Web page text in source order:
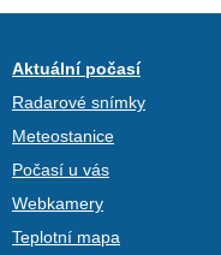
Aktuální počasí
Radarové snímky
Meteostanice
Počasí u vás
Webkamery
Teplotní mapa